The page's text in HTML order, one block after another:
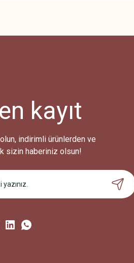
farklı alternatifler olmalı.
kayıt
indirimli ürünlerden ve
sizin haberiniz olsun!